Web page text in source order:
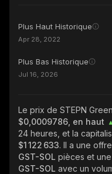
Plus Haut Historique
Apr 28, 2022
Plus Bas Historique
Jul 16, 2026
Le prix de STEPN
$0,0009786, en haut
24 heures, et la
$1 122 633. Il a une
GST-SOL pièces et
GST-SOL avec un